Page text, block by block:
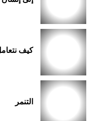
كيف
التنمر